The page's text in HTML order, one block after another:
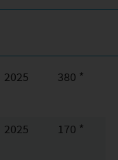
2025 380 *
2025 170 *